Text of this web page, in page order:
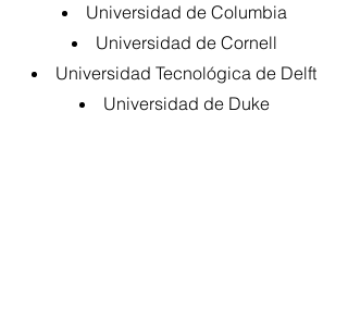
Universidad de Columbia
Universidad de Cornell
Universidad Tecnológica de Delft
Universidad de Duke